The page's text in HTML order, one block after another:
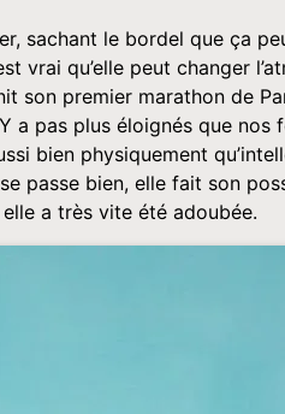
sachant le bordel que ça
qu’elle peut changer
son premier marathon de
a pas plus éloignés que
bien physiquement
passe bien, elle fait son
a très vite été adoubée.